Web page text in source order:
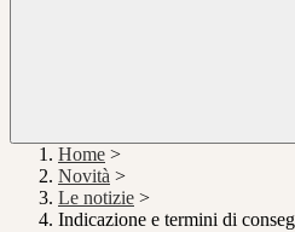
Home >
Novità >
Le notizie >
Indicazione e termini di